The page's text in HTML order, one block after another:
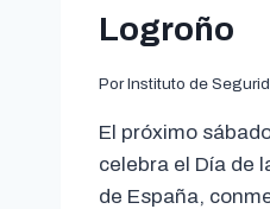
Logroño
Por Instituto de
El próximo
celebra el Día de
de España,